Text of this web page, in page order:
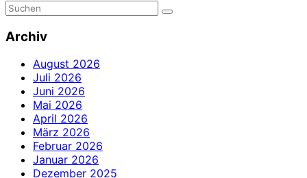
Archiv
August 2026
Juli 2026
Juni 2026
Mai 2026
April 2026
März 2026
Februar 2026
Januar 2026
Dezember 2025